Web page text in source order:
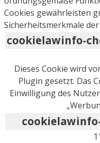
Cookies gewährleisten
Sicherheitsmerkmale
cookielawinfo-
Dieses Cookie wird
Plugin gesetzt. Das
Einwilligung des